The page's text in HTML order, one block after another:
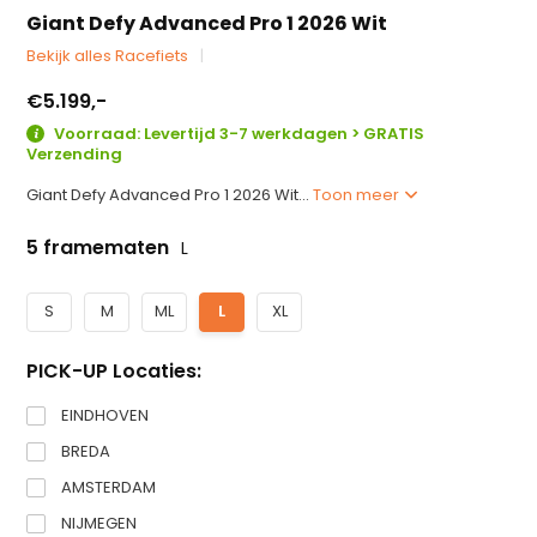
Giant Defy Advanced Pro 1 2026 Wit
Bekijk alles Racefiets
€5.199,-
Voorraad: Levertijd 3-7 werkdagen > GRATIS
Verzending
Giant Defy Advanced Pro 1 2026 Wit...Toon meer
5 framematen L
S M ML L XL
PICK-UP Locaties:
EINDHOVEN
BREDA
AMSTERDAM
NIJMEGEN